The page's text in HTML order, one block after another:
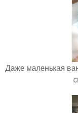
Даже маленькая